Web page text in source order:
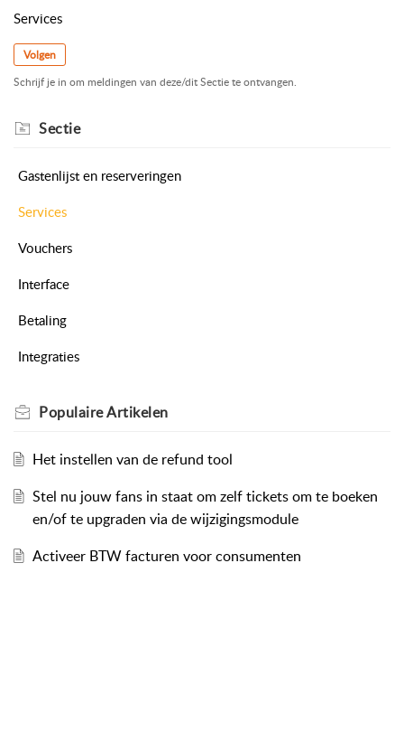
Services
Volgen
Schrijf je in om meldingen van deze/dit Sectie te ontvangen.
Sectie
Gastenlijst en reserveringen
Services
Vouchers
Interface
Betaling
Integraties
PopulaireArtikelen
Het instellen van de refund tool
Stel nu jouw fans in staat om zelf tickets om te boeken
en/of te upgraden via de wijzigingsmodule
Activeer BTW facturen voor consumenten